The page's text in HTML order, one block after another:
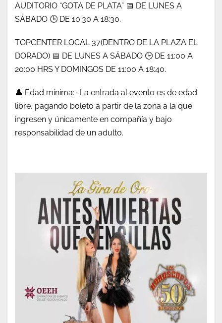
AUDITORIO “GOTA DE PLATA” 📅 DE LUNES A
SÁBADO 🕒 DE 10:30 A 18:30.
TOPCENTER LOCAL 37(DENTRO DE LA PLAZA EL
DORADO) 📅 DE LUNES A SÁBADO 🕒 DE 11:00 A
20:00 HRS Y DOMINGOS DE 11:00 A 18:40.
👤 Edad mínima: -La entrada al evento es de edad
libre, pagando boleto a partir de la zona a la que
ingresen y únicamente en compañía y bajo
responsabilidad de un adulto.